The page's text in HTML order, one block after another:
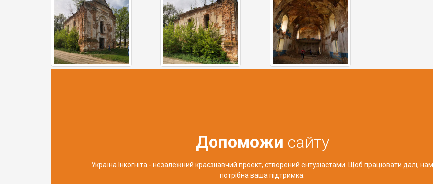
Допоможи сайту
Україна Інкогніта - незалежний краєзнавчий проект, створений ентузіастами. Щоб працювати далі, нам
потрібна ваша підтримка.